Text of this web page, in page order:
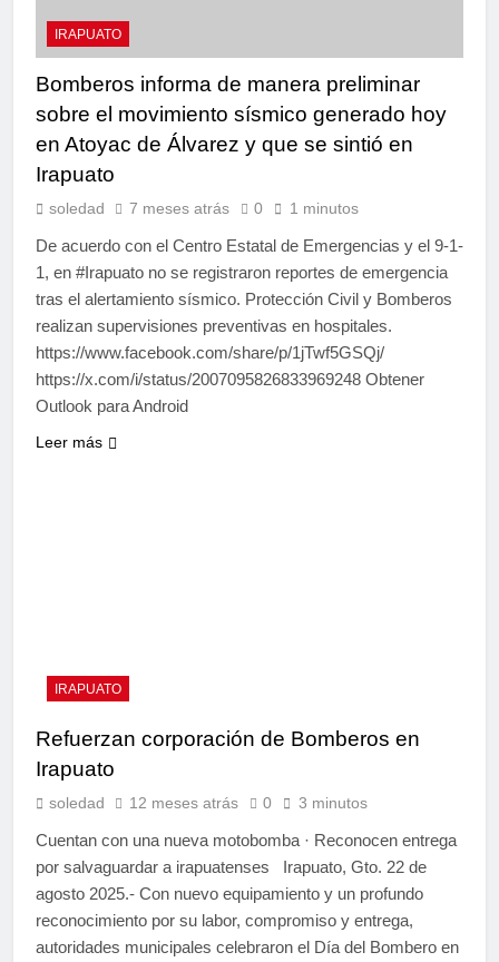
IRAPUATO
Bomberos informa de manera preliminar
sobre el movimiento sísmico generado hoy
en Atoyac de Álvarez y que se sintió en
Irapuato
soledad 7 meses atrás 0 1 minutos
De acuerdo con el Centro Estatal de Emergencias y el 9-1-
1, en #Irapuato no se registraron reportes de emergencia
tras el alertamiento sísmico. Protección Civil y Bomberos
realizan supervisiones preventivas en hospitales.
https://www.facebook.com/share/p/1jTwf5GSQj/
https://x.com/i/status/2007095826833969248 Obtener
Outlook para Android
Leer más
IRAPUATO
Refuerzan corporación de Bomberos en
Irapuato
soledad 12 meses atrás 0 3 minutos
Cuentan con una nueva motobomba · Reconocen entrega
por salvaguardar a irapuatenses Irapuato, Gto. 22 de
agosto 2025.- Con nuevo equipamiento y un profundo
reconocimiento por su labor, compromiso y entrega,
autoridades municipales celebraron el Día del Bombero en